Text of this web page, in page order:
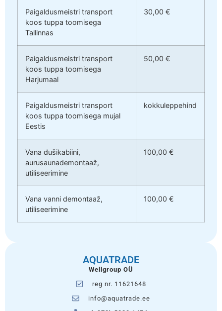
Paigaldusmeistri transport
koos tuppa toomisega
Tallinnas
30,00 €
Paigaldusmeistri transport
koos tuppa toomisega
Harjumaal
50,00 €
Paigaldusmeistri transport
koos tuppa toomisega mujal
Eestis
kokkuleppehind
Vana dušikabiini,
aurusaunademontaaž,
utiliseerimine
100,00 €
Vana vanni demontaaž,
utiliseerimine
100,00 €
AQUATRADE
Wellgroup OÜ
reg nr. 11621648
info@aquatrade.ee